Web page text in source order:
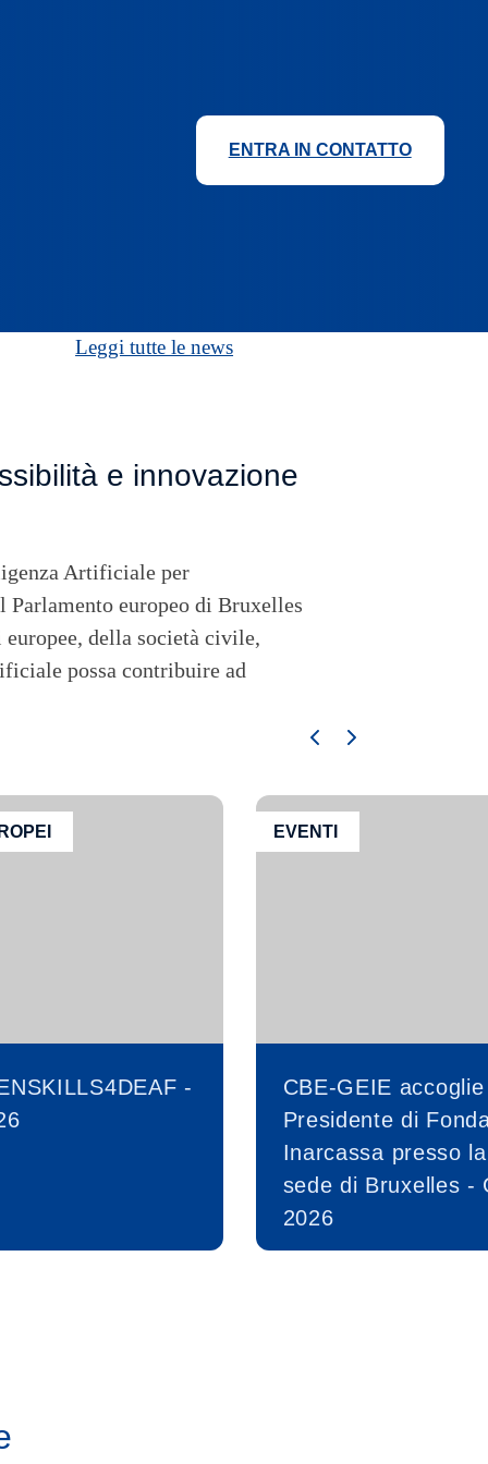
ENTRA IN CONTATTO
Leggi tutte le news
e innovazione
Artificiale per
europeo di Bruxelles
della società civile,
possa contribuire ad
-
EVENTI
CBE-GEIE
Presidente di
Inarcassa presso
sede di Bruxelles -
2026